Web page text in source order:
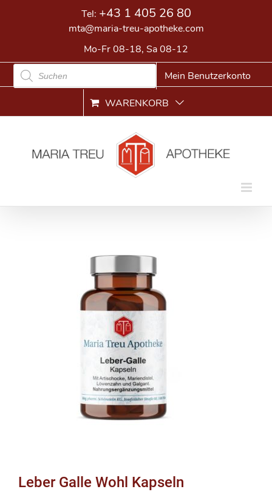
Tel: +43 1 405 26 80
mta@maria-treu-apotheke.com
Mo-Fr 08-18, Sa 08-12
Products
search Mein Benutzerkonto
WARENKORB
Leber Galle Wohl Kapseln